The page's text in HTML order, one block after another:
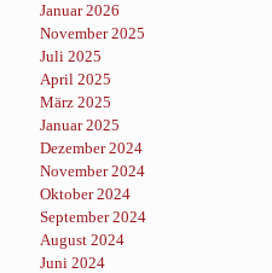
Januar 2026
November 2025
Juli 2025
April 2025
März 2025
Januar 2025
Dezember 2024
November 2024
Oktober 2024
September 2024
August 2024
Juni 2024